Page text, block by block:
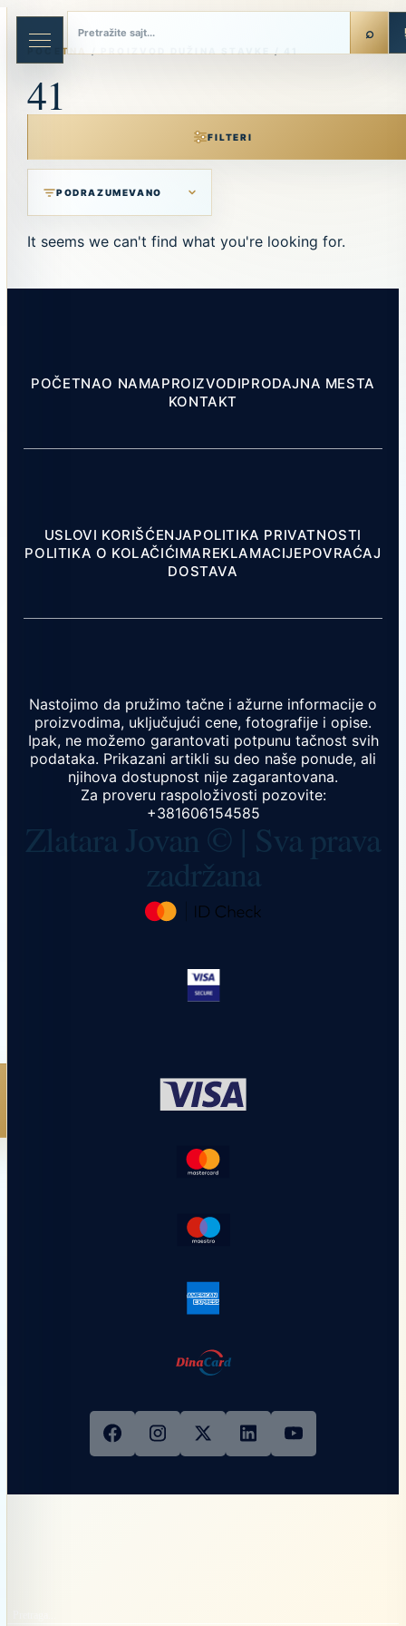
Skip
content
POČETNA
41
FILTERI
It seems we can't find what you're looking for.
POČETNAO NAMAPROIZVODIPRODAJNA MESTA
KONTAKT
USLOVI KORIŠĆENJAPOLITIKA PRIVATNOSTI
POLITIKA O KOLAČIĆIMAREKLAMACIJEPOVRAĆAJ
DOSTAVA
Nastojimo da pružimo tačne i ažurne informacije o
proizvodima, uključujući cene, fotografije i opise.
Ipak, ne možemo garantovati potpunu tačnost svih
podataka. Prikazani artikli su deo naše ponude, ali
njihova dostupnost nije zagarantovana.
Za proveru raspoloživosti pozovite:
+381606154585
Zlatara Jovan © | Sva prava
zadržana